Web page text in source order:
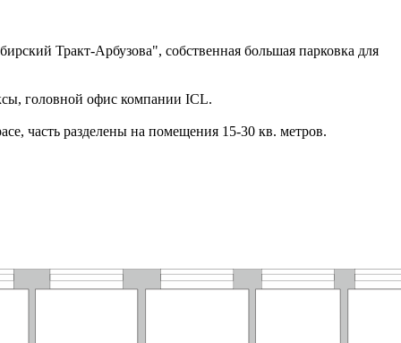
Тракт-Арбузова", собственная большая парковка для
головной офис компании ICL.
часть разделены на помещения 15-30 кв. метров.